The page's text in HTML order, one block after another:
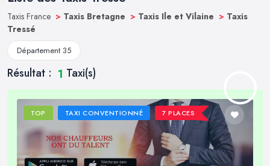
Taxis France > Taxis Bretagne > Taxis Ile et Vilaine > Taxis
Tressé
Département 35
Résultat : 1 Taxi(s)
TOP TAXI CONVENTIONNÉ 7 PLACES